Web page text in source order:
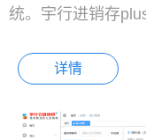
统。宇行进销存
详情